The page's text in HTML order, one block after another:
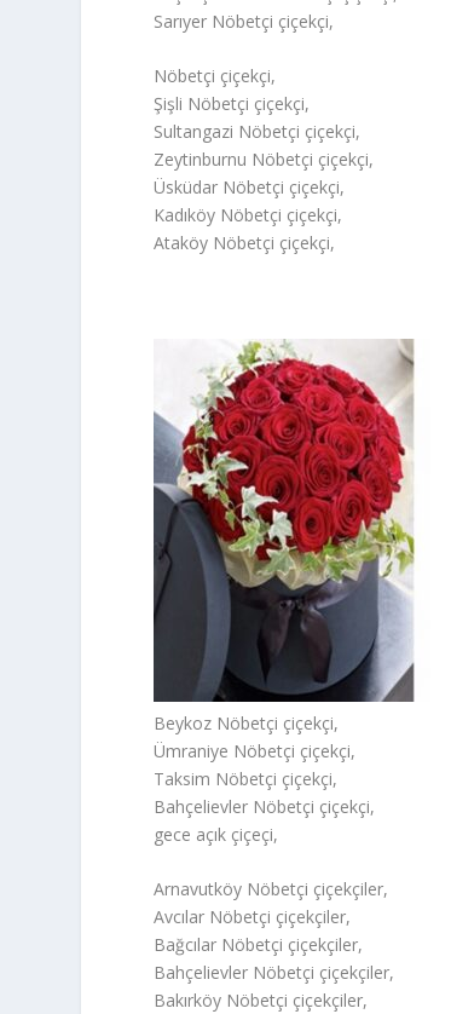
Sarıyer Nöbetçi çiçekçi,
Nöbetçi çiçekçi,
Şişli Nöbetçi çiçekçi,
Sultangazi Nöbetçi çiçekçi,
Zeytinburnu Nöbetçi çiçekçi,
Üsküdar Nöbetçi çiçekçi,
Kadıköy Nöbetçi çiçekçi,
Ataköy Nöbetçi çiçekçi,
Beykoz Nöbetçi çiçekçi,
Ümraniye Nöbetçi çiçekçi,
Taksim Nöbetçi çiçekçi,
Bahçelievler Nöbetçi çiçekçi,
gece açık çiçeçi,
Arnavutköy Nöbetçi çiçekçiler,
Avcılar Nöbetçi çiçekçiler,
Bağcılar Nöbetçi çiçekçiler,
Bahçelievler Nöbetçi çiçekçiler,
Bakırköy Nöbetçi çiçekçiler,